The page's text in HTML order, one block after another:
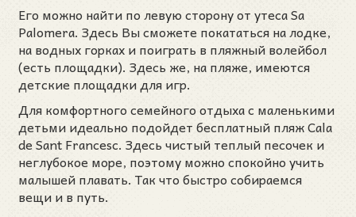
Его можно найти по левую сторону от утеса Sa
Palomera. Здесь Вы сможете покататься на лодке,
на водных горках и поиграть в пляжный волейбол
(есть площадки). Здесь же, на пляже, имеются
детские площадки для игр.
Для комфортного семейного отдыха с маленькими
детьми идеально подойдет бесплатный пляж Cala
de Sant Francesc. Здесь чистый теплый песочек и
неглубокое море, поэтому можно спокойно учить
малышей плавать. Так что быстро собираемся
вещи и в путь.